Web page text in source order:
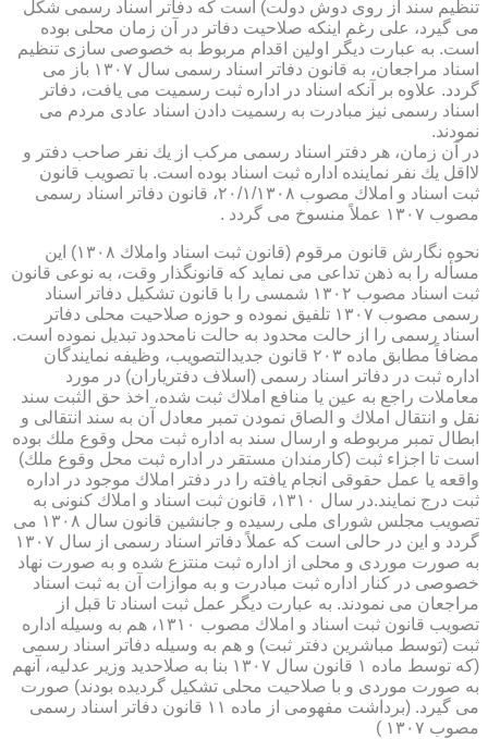
تنظیم سند از روی دوش دولت) است كه دفاتر اسناد رسمی شكل
می گیرد، علی رغم اینكه صلاحیت دفاتر در آن زمان محلی بوده
است. به عبارت دیگر اولین اقدام مربوط به خصوصی سازی تنظیم
اسناد مراجعان، به قانون دفاتر اسناد رسمی سال ۱۳۰۷ باز می
گردد. علاوه بر آنكه اسناد در اداره ثبت رسمیت می یافت، دفاتر
اسناد رسمی نیز مبادرت به رسمیت دادن اسناد عادی مردم می
نمودند.
در آن زمان، هر دفتر اسناد رسمی مركب از یك نفر صاحب دفتر و
لااقل یك نفر نماینده اداره ثبت اسناد بوده است. با تصویب قانون
ثبت اسناد و املاك مصوب ۲۰/۱/۱۳۰۸، قانون دفاتر اسناد رسمی
مصوب ۱۳۰۷ عملاً منسوخ می گردد .
نحوه نگارش قانون مرقوم (قانون ثبت اسناد واملاك ۱۳۰۸) این
مسأله را به ذهن تداعی می نماید كه قانونگذار وقت، به نوعی قانون
ثبت اسناد مصوب ۱۳۰۲ شمسی را با قانون تشكیل دفاتر اسناد
رسمی مصوب ۱۳۰۷ تلفیق نموده و حوزه صلاحیت محلی دفاتر
اسناد رسمی را از حالت محدود به حالت نامحدود تبدیل نموده است.
مضافاً مطابق ماده ۲۰۳ قانون جدیدالتصویب، وظیفه نمایندگان
اداره ثبت در دفاتر اسناد رسمی (اسلاف دفتریاران) در مورد
معاملات راجع به عین یا منافع املاك ثبت شده، اخذ حق الثبت سند
نقل و انتقال املاك و الصاق نمودن تمبر معادل آن به سند انتقالی و
ابطال تمبر مربوطه و ارسال سند به اداره ثبت محل وقوع ملك بوده
است تا اجزاء ثبت (كارمندان مستقر در اداره ثبت محل وقوع ملك)
واقعه یا عمل حقوقی انجام یافته را در دفتر املاك موجود در اداره
ثبت درج نمایند.در سال ۱۳۱۰، قانون ثبت اسناد و املاك كنونی به
تصویب مجلس شورای ملی رسیده و جانشین قانون سال ۱۳۰۸ می
گردد و این در حالی است كه عملاً دفاتر اسناد رسمی از سال ۱۳۰۷
به صورت موردی و محلی از اداره ثبت منتزع شده و به صورت نهاد
خصوصی در كنار اداره ثبت مبادرت و به موازات آن به ثبت اسناد
مراجعان می نمودند. به عبارت دیگر عمل ثبت اسناد تا قبل از
تصویب قانون ثبت اسناد و املاك مصوب ۱۳۱۰، هم به وسیله اداره
ثبت (توسط مباشرین دفتر ثبت) و هم به وسیله دفاتر اسناد رسمی
(كه توسط ماده ۱ قانون سال ۱۳۰۷ بنا به صلاحدید وزیر عدلیه، آنهم
به صورت موردی و با صلاحیت محلی تشكیل گردیده بودند) صورت
می گیرد. (برداشت مفهومی از ماده ۱۱ قانون دفاتر اسناد رسمی
مصوب ۱۳۰۷ )